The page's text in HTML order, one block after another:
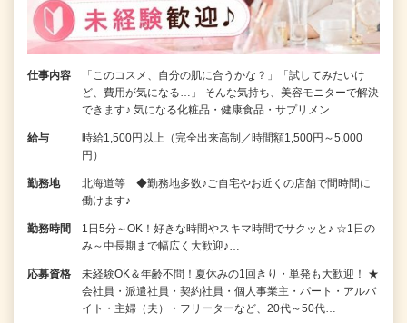
仕事内容
「このコスメ、自分の肌に合うかな？」「試してみたいけ
ど、費用が気になる…」 そんな気持ち、美容モニターで解決
できます♪ 気になる化粧品・健康食品・サプリメン…
給与
時給1,500円以上（完全出来高制／時間額1,500円～5,000
円）
勤務地
北海道等 ◆勤務地多数♪ご自宅やお近くの店舗で間時間に
働けます♪
勤務時間
1日5分～OK！好きな時間やスキマ時間でサクッと♪ ☆1日の
み～中長期まで幅広く大歓迎♪…
応募資格
未経験OK＆年齢不問！夏休みの1回きり・単発も大歓迎！ ★
会社員・派遣社員・契約社員・個人事業主・パート・アルバ
イト・主婦（夫）・フリーターなど、20代～50代…